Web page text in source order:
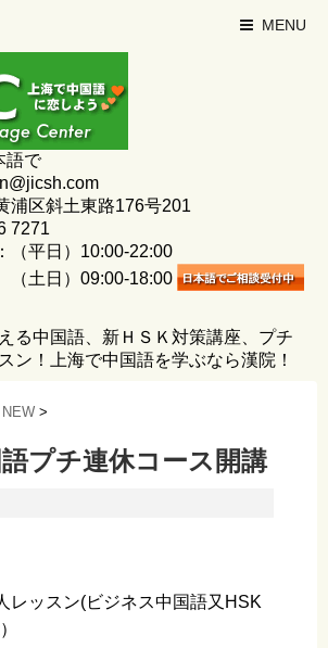
MENU
語で
区斜土東路176号201
7271
（平日）10:00-22:00
18:00
る中国語、新ＨＳＫ対策講座、プチ
ン！上海で中国語を学ぶなら漢院！
>
プチ連休コース開講
ッスン(ビジネス中国語又HSK